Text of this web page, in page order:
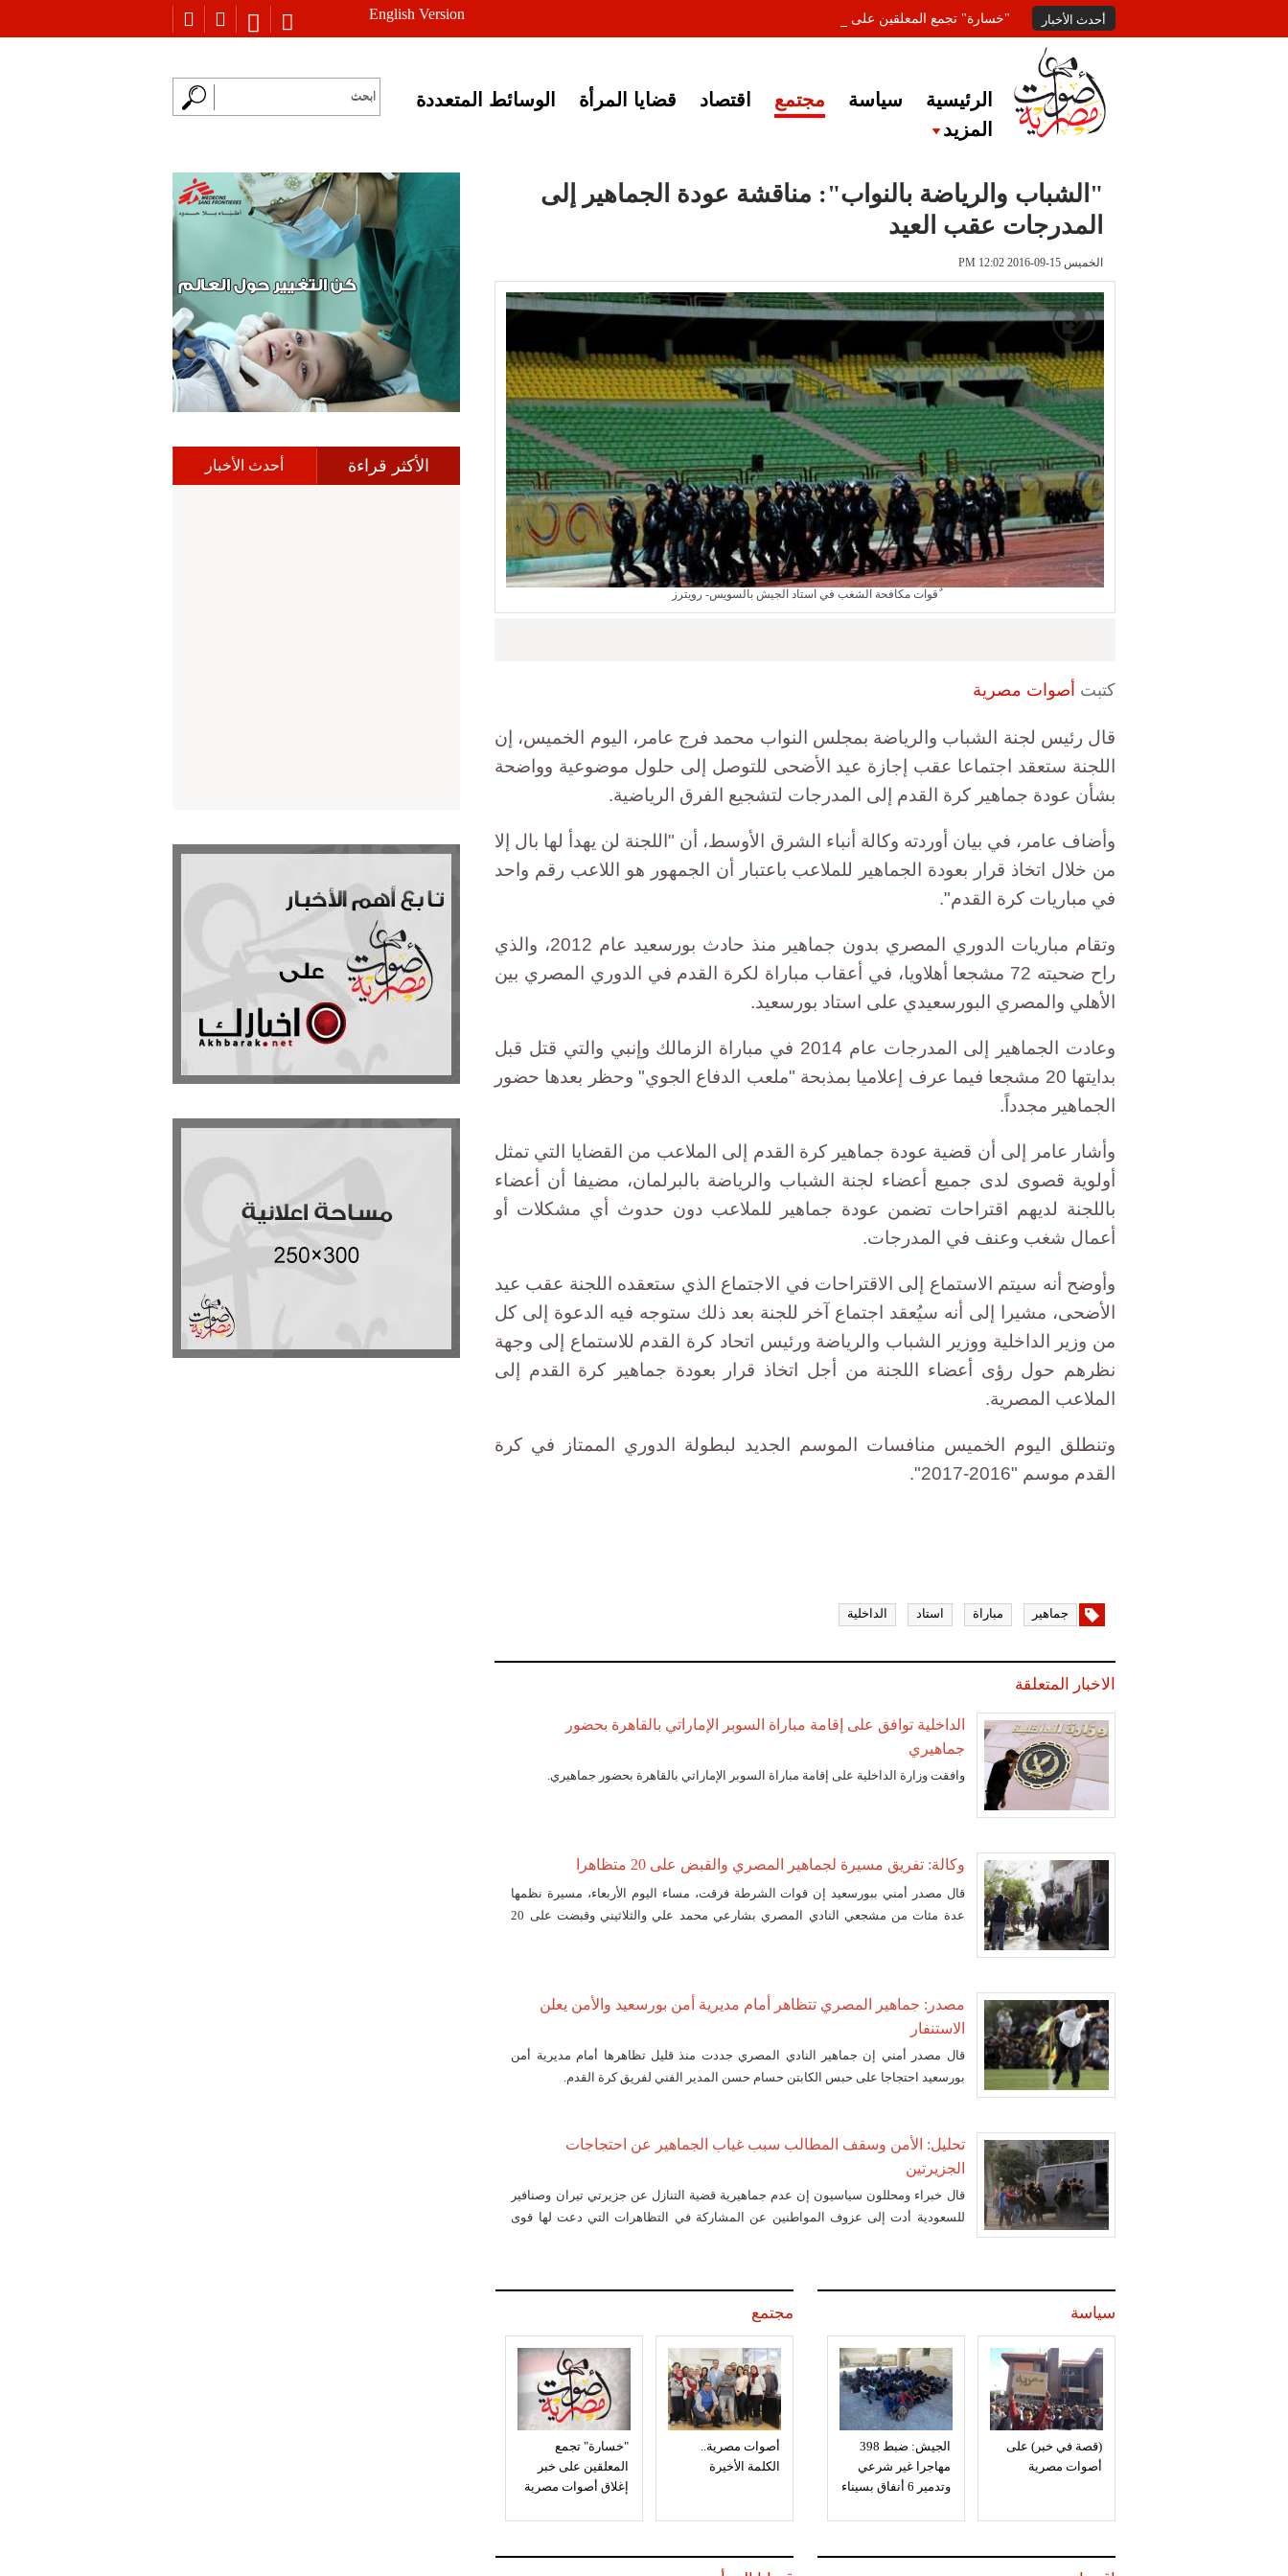
English Version أحدث الأخبار "خسارة" تجمع المعلقين على خبر إغلاق أصوات مصرية
الرئيسية سياسة مجتمع اقتصاد قضايا المرأة
الوسائط المتعددة
المزيد
"الشباب والرياضة بالنواب": مناقشة عودة الجماهير إلى
المدرجات عقب العيد
الخميس 15-09-2016 PM 12:02
ٌقوات مكافحة الشغب في استاد الجيش بالسويس- رويترز
كتبت أصوات مصرية
قال رئيس لجنة الشباب والرياضة بمجلس النواب محمد فرج عامر، اليوم الخميس، إن
اللجنة ستعقد اجتماعا عقب إجازة عيد الأضحى للتوصل إلى حلول موضوعية وواضحة
بشأن عودة جماهير كرة القدم إلى المدرجات لتشجيع الفرق الرياضية.
وأضاف عامر، في بيان أوردته وكالة أنباء الشرق الأوسط، أن "اللجنة لن يهدأ لها بال إلا
من خلال اتخاذ قرار بعودة الجماهير للملاعب باعتبار أن الجمهور هو اللاعب رقم واحد
في مباريات كرة القدم".
وتقام مباريات الدوري المصري بدون جماهير منذ حادث بورسعيد عام 2012، والذي
راح ضحيته 72 مشجعا أهلاويا، في أعقاب مباراة لكرة القدم في الدوري المصري بين
الأهلي والمصري البورسعيدي على استاد بورسعيد.
وعادت الجماهير إلى المدرجات عام 2014 في مباراة الزمالك وإنبي والتي قتل قبل
بدايتها 20 مشجعا فيما عرف إعلاميا بمذبحة "ملعب الدفاع الجوي" وحظر بعدها حضور
الجماهير مجدداً.
وأشار عامر إلى أن قضية عودة جماهير كرة القدم إلى الملاعب من القضايا التي تمثل
أولوية قصوى لدى جميع أعضاء لجنة الشباب والرياضة بالبرلمان، مضيفا أن أعضاء
باللجنة لديهم اقتراحات تضمن عودة جماهير للملاعب دون حدوث أي مشكلات أو
أعمال شغب وعنف في المدرجات.
وأوضح أنه سيتم الاستماع إلى الاقتراحات في الاجتماع الذي ستعقده اللجنة عقب عيد
الأضحى، مشيرا إلى أنه سيُعقد اجتماع آخر للجنة بعد ذلك ستوجه فيه الدعوة إلى كل
من وزير الداخلية ووزير الشباب والرياضة ورئيس اتحاد كرة القدم للاستماع إلى وجهة
نظرهم حول رؤى أعضاء اللجنة من أجل اتخاذ قرار بعودة جماهير كرة القدم إلى
الملاعب المصرية.
وتنطلق اليوم الخميس منافسات الموسم الجديد لبطولة الدوري الممتاز في كرة
القدم موسم "2016-2017".
جماهير مباراة استاد الداخلية
الاخبار المتعلقة
الداخلية توافق على إقامة مباراة السوبر الإماراتي بالقاهرة بحضور
جماهيري
وافقت وزارة الداخلية على إقامة مباراة السوبر الإماراتي بالقاهرة بحضور جماهيري.
وكالة: تفريق مسيرة لجماهير المصري والقبض على 20 متظاهرا
قال مصدر أمني ببورسعيد إن قوات الشرطة فرقت، مساء اليوم الأربعاء، مسيرة نظمها
عدة مئات من مشجعي النادي المصري بشارعي محمد علي والثلاثيني وقبضت على 20
مصدر: جماهير المصري تتظاهر أمام مديرية أمن بورسعيد والأمن يعلن
الاستنفار
قال مصدر أمني إن جماهير النادي المصري جددت منذ قليل تظاهرها أمام مديرية أمن
بورسعيد احتجاجا على حبس الكابتن حسام حسن المدير الفني لفريق كرة القدم.
تحليل: الأمن وسقف المطالب سبب غياب الجماهير عن احتجاجات
الجزيرتين
قال خبراء ومحللون سياسيون إن عدم جماهيرية قضية التنازل عن جزيرتي تيران وصنافير
للسعودية أدت إلى عزوف المواطنين عن المشاركة في التظاهرات التي دعت لها قوى
سياسة
(قصة في خبر) على
أصوات مصرية
الجيش: ضبط 398
مهاجرا غير شرعي
وتدمير 6 أنفاق بسيناء
مجتمع
أصوات مصرية..
الكلمة الأخيرة
"خسارة" تجمع
المعلقين على خبر
إغلاق أصوات مصرية
الأكثر قراءة أحدث الأخبار